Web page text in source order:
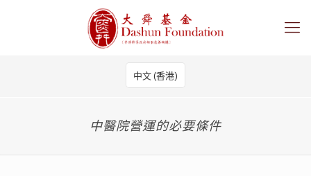
中文 (香港)
中醫院營運的必要條件